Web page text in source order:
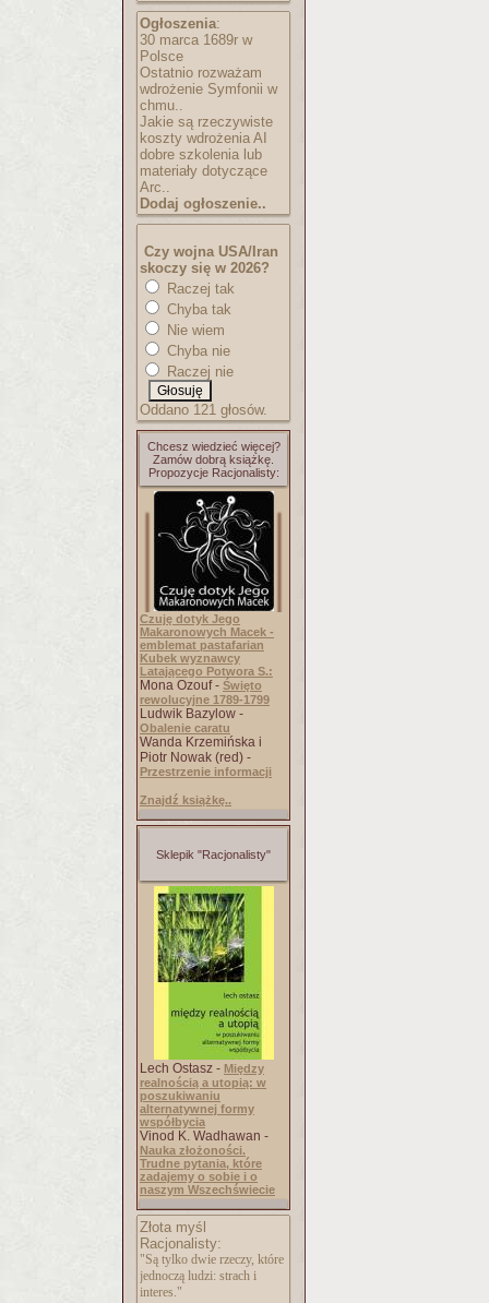
Ogłoszenia:
30 marca 1689r w
Polsce
Ostatnio rozważam
wdrożenie Symfonii w
chmu..
Jakie są rzeczywiste
koszty wdrożenia AI
dobre szkolenia lub
materiały dotyczące
Arc..
Dodaj ogłoszenie..
Czy wojna USA/Iran
skoczy się w 2026?
Raczej tak
Chyba tak
Nie wiem
Chyba nie
Raczej nie
Oddano 121 głosów.
Chcesz wiedzieć więcej?
Zamów dobrą książkę.
Propozycje Racjonalisty:
Czuję dotyk Jego
Makaronowych Macek -
emblemat pastafarian
Kubek wyznawcy
Latającego Potwora S.:
Mona Ozouf - Święto
rewolucyjne 1789-1799
Ludwik Bazylow -
Obalenie caratu
Wanda Krzemińska i
Piotr Nowak (red) -
Przestrzenie informacji
Znajdź książkę..
Sklepik "Racjonalisty"
Lech Ostasz - Między
realnością a utopią: w
poszukiwaniu
alternatywnej formy
współbycia
Vinod K. Wadhawan -
Nauka złożoności.
Trudne pytania, które
zadajemy o sobie i o
naszym Wszechświecie
Złota myśl
Racjonalisty:
"Są tylko dwie rzeczy, które
jednoczą ludzi: strach i
interes."